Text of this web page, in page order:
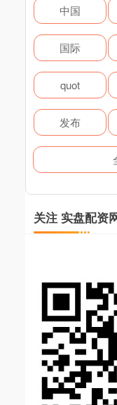
中国
国际
quot
发布
关注 实盘配资